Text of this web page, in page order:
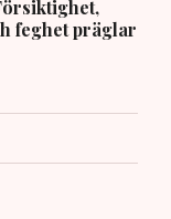
feghet präglar